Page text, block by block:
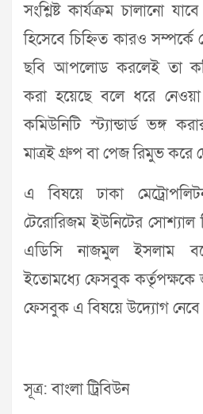
সংশ্লিষ্ট কার্যক্রম চালানো
হিসেবে চিহ্নিত কারও
ছবি আপলোড করলেই তা
করা হয়েছে বলে ধরে
কমিউনিটি স্ট্যান্ডার্ড ভঙ্গ
মাত্রই গ্রুপ বা পেজ রিমুভ করে
এ বিষয়ে ঢাকা
টেরোরিজম ইউনিটের সোশ্যাল
এডিসি নাজমুল ইসলাম
ইতোমধ্যে ফেসবুক কর্তৃপক্ষকে
ফেসবুক এ বিষয়ে উদ্যোগ
সূত্র: বাংলা ট্রিবিউন